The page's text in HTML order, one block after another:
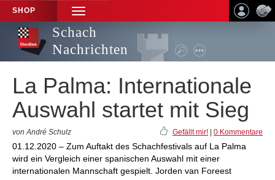
SHOP
TOGGLE
NAVIGATION
Schach
Nachrichten
La Palma: Internationale
Auswahl startet mit Sieg
von André Schulz Gefällt mir! 0 Kommentare
01.12.2020 – Zum Auftakt des Schachfestivals auf La Palma
wird ein Vergleich einer spanischen Auswahl mit einer
internationalen Mannschaft gespielt. Jorden van Foreest